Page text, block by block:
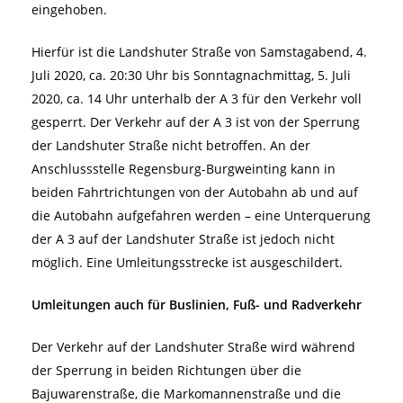
eingehoben.
Hierfür ist die Landshuter Straße von Samstagabend, 4.
Juli 2020, ca. 20:30 Uhr bis Sonntagnachmittag, 5. Juli
2020, ca. 14 Uhr unterhalb der A 3 für den Verkehr voll
gesperrt. Der Verkehr auf der A 3 ist von der Sperrung
der Landshuter Straße nicht betroffen. An der
Anschlussstelle Regensburg-Burgweinting kann in
beiden Fahrtrichtungen von der Autobahn ab und auf
die Autobahn aufgefahren werden – eine Unterquerung
der A 3 auf der Landshuter Straße ist jedoch nicht
möglich. Eine Umleitungsstrecke ist ausgeschildert.
Umleitungen auch für Buslinien, Fuß- und Radverkehr
Der Verkehr auf der Landshuter Straße wird während
der Sperrung in beiden Richtungen über die
Bajuwarenstraße, die Markomannenstraße und die